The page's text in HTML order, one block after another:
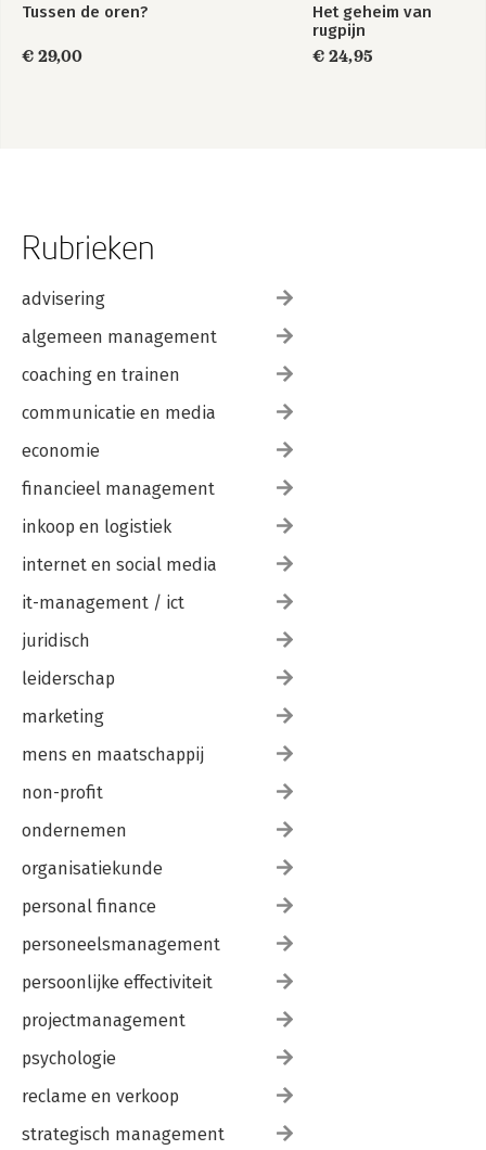
Tussen de oren?
€ 29,00
Het geheim van
rugpijn
€ 24,95
Rubrieken
advisering
algemeen management
coaching en trainen
communicatie en media
economie
financieel management
inkoop en logistiek
internet en social media
it-management / ict
juridisch
leiderschap
marketing
mens en maatschappij
non-profit
ondernemen
organisatiekunde
personal finance
personeelsmanagement
persoonlijke effectiviteit
projectmanagement
psychologie
reclame en verkoop
strategisch management